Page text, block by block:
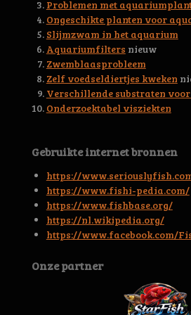
e
Problemen met
Ongeschikte planten voor
Slijmzwam in het aquarium
Aquariumfilters nieuw
Zwemblaasprobleem
Zelf voedseldiertjes kweken
Verschillende substraten
Onderzoektabel visziekten
Gebruikte internet bronnen
https://
https://www.fishi-pedia.com/
https://www.fishbase.org/
https://nl.wikipedia.org/
https://www.facebook.com/
Onze partner